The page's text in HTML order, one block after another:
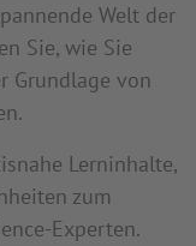
Welt der
Sie, wie Sie
Grundlage von
Lerninhalte,
zum
Experten.